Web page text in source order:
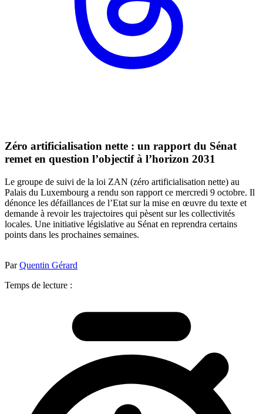
Zéro artificialisation nette : un rapport du Sénat
remet en question l’objectif à l’horizon 2031
Le groupe de suivi de la loi ZAN (zéro artificialisation nette) au
Palais du Luxembourg a rendu son rapport ce mercredi 9 octobre. Il
dénonce les défaillances de l’Etat sur la mise en œuvre du texte et
demande à revoir les trajectoires qui pèsent sur les collectivités
locales. Une initiative législative au Sénat en reprendra certains
points dans les prochaines semaines.
ParQuentin Gérard
Temps de lecture :